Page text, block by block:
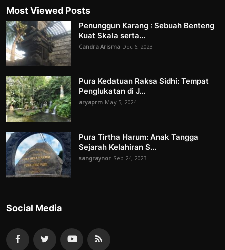
Most Viewed Posts
Penunggun Karang : Sebuah Benteng
Kuat Skala serta...
Candra Arisma Dec 6, 2023
Pura Kedatuan Raksa Sidhi: Tempat
Penglukatan di J...
aryaprm May 5, 2024
Pura Tirtha Harum: Anak Tangga
Sejarah Kelahiran S...
sangraynor Sep 24, 2023
Social Media